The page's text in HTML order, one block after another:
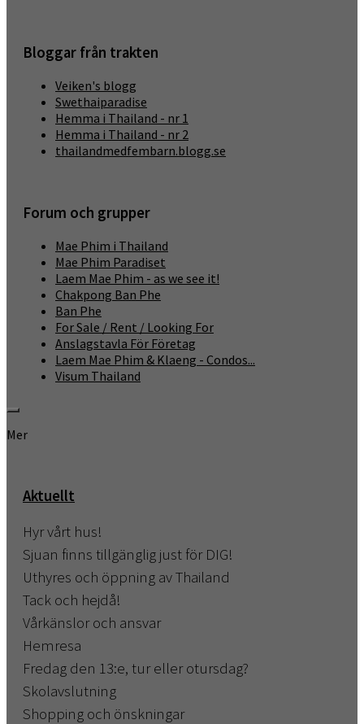
Bloggar från trakten
Veiken's blogg
Swethaiparadise
Hemma i Thailand - nr 1
Hemma i Thailand - nr 2
thailandmedfembarn.blogg.se
Forum och grupper
Mae Phim i Thailand
Mae Phim Paradiset
Laem Mae Phim - as we see it!
Chakpong Ban Phe
Ban Phe
For Sale / Rent / Looking For
Anslagstavla För Företag
Laem Mae Phim & Klaeng - Condos...
Visum Thailand
Mer
Aktuellt
Hyr vårt hus!
Sjuan finns tillgänglig just för DIG!
Uthyres och öppning av Thailand
Tack och hejdå!
Vårkänslor och ansvar
Hemresa
Fredag den 13:e, tur eller otursdag?
Skolavslutning
Shopping och önskningar